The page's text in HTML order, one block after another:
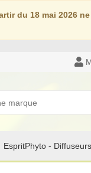
du 18 mai 2026
EspritPhyto - Diffuseurs